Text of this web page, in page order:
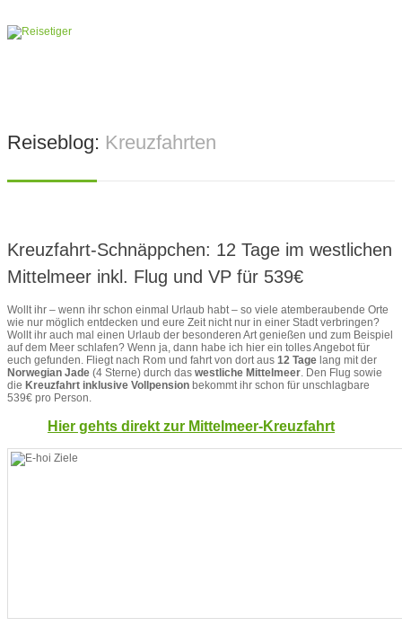
Reiseblog: Kreuzfahrten
Kreuzfahrt-Schnäppchen: 12 Tage im westlichen
Mittelmeer inkl. Flug und VP für 539€
Wollt ihr – wenn ihr schon einmal Urlaub habt – so viele atemberaubende Orte
wie nur möglich entdecken und eure Zeit nicht nur in einer Stadt verbringen?
Wollt ihr auch mal einen Urlaub der besonderen Art genießen und zum Beispiel
auf dem Meer schlafen? Wenn ja, dann habe ich hier ein tolles Angebot für
euch gefunden. Fliegt nach Rom und fahrt von dort aus 12 Tage lang mit der
Norwegian Jade (4 Sterne) durch das westliche Mittelmeer. Den Flug sowie
die Kreuzfahrt inklusive Vollpension bekommt ihr schon für unschlagbare
539€ pro Person.
Hier gehts direkt zur Mittelmeer-Kreuzfahrt